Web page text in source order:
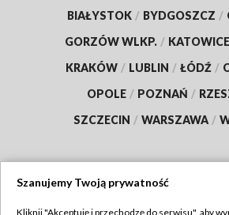
BIAŁYSTOK / BYDGOSZCZ /
GORZÓW WLKP. / KATOWICE
KRAKÓW / LUBLIN / ŁÓDŹ /
OPOLE / POZNAŃ /
SZCZECIN / WARSZAWA /
Szanujemy Twoją prywatność
Kliknij "Akceptuję i przechodzę do serwisu", aby